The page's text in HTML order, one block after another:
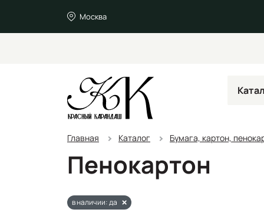
Москва
Главная Каталог Бумага, картон,
Пенокартон
в наличии: да